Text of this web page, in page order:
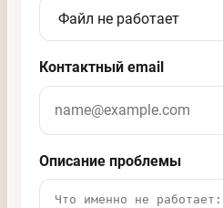
Контактный email
Описание проблемы